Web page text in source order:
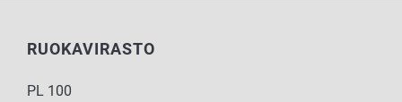
RUOKAVIRASTO
PL 100